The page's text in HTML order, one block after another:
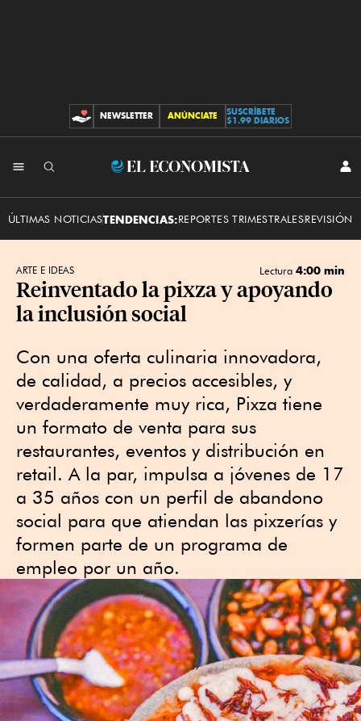
CONTRIBUCIONES
NEWSLETTER ANÚNCIATE
SUSCRÍBETE
$1.99 DIARIOS
El
ÚLTIMAS NOTICIASTENDENCIAS:REPORTES TRIMESTRALESREVISIÓN
ARTE E IDEAS Lectura 4:00 min
Reinventado la pixza y apoyando
la inclusión social
Con una oferta culinaria innovadora,
de calidad, a precios accesibles, y
verdaderamente muy rica, Pixza tiene
un formato de venta para sus
restaurantes, eventos y distribución en
retail. A la par, impulsa a jóvenes de 17
a 35 años con un perfil de abandono
social para que atiendan las pixzerías y
formen parte de un programa de
empleo por un año.